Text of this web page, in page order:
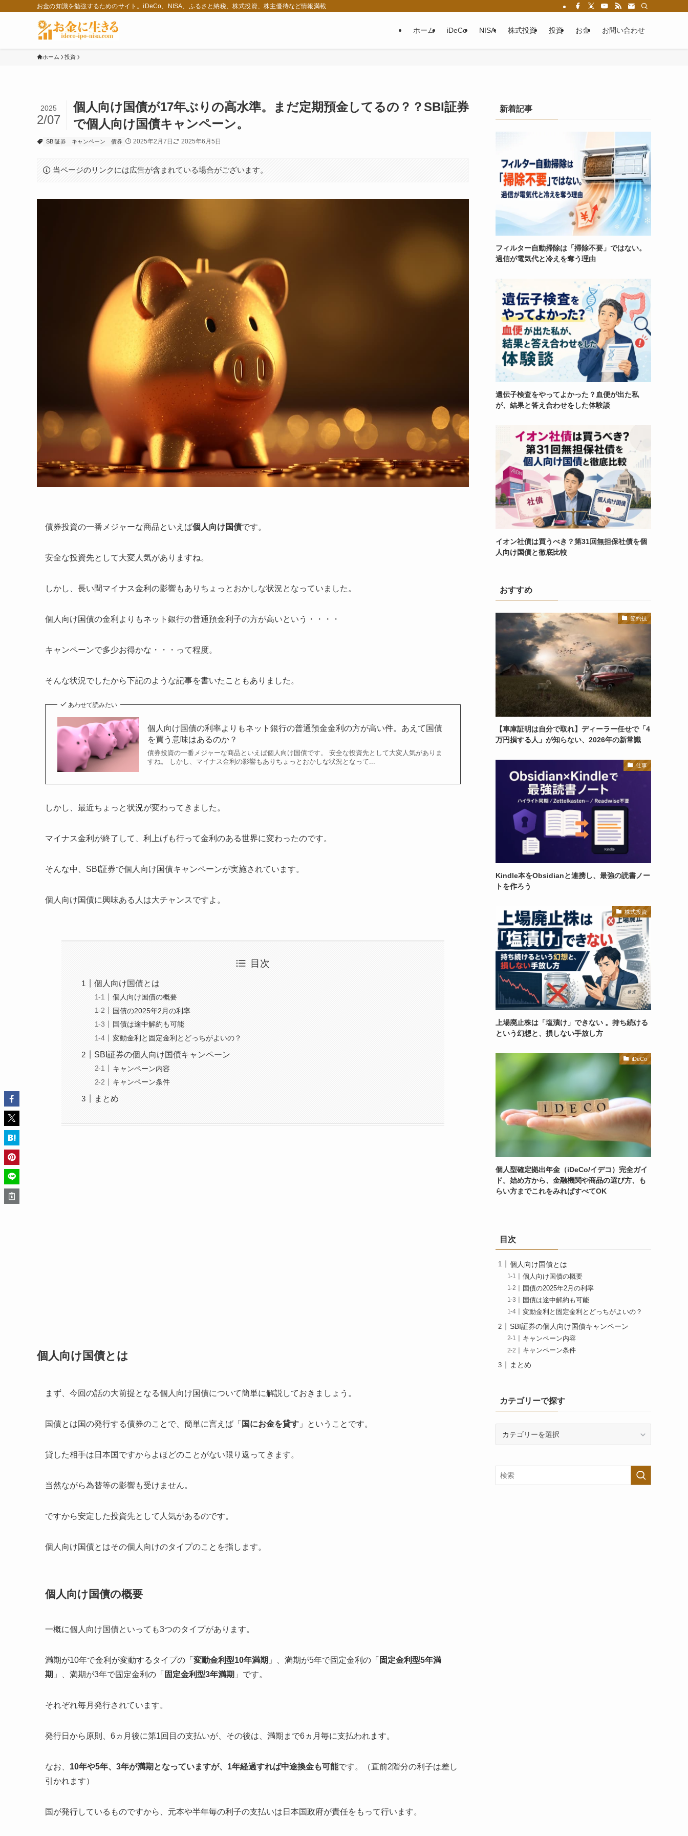
お金の知識を勉強するためのサイト。iDeCo、NISA、ふるさと納税、株式投資、株主優待など情報満載
ホーム iDeCo NISA 株式投資 投資 お金 お問い合わせ
ホーム 投資
個人向け国債が17年ぶりの高水準。まだ定期預金してるの？？SBI証券
で個人向け国債キャンペーン。
2025
2/07
SBI証券 キャンペーン 債券 2025年2月7日 2025年6月5日
当ページのリンクには広告が含まれている場合がございます。
債券投資の一番メジャーな商品といえば個人向け国債です。
安全な投資先として大変人気がありますね。
しかし、長い間マイナス金利の影響もありちょっとおかしな状況となっていました。
個人向け国債の金利よりもネット銀行の普通預金利子の方が高いという・・・・
キャンペーンで多少お得かな・・・って程度。
そんな状況でしたから下記のような記事を書いたこともありました。
あわせて読みたい
個人向け国債の利率よりもネット銀行の普通預金金利の方が高い件。あえて国債
を買う意味はあるのか？
債券投資の一番メジャーな商品といえば個人向け国債です。 安全な投資先として大変人気がありま
すね。 しかし、マイナス金利の影響もありちょっとおかしな状況となって...
しかし、最近ちょっと状況が変わってきました。
マイナス金利が終了して、利上げも行って金利のある世界に変わったのです。
そんな中、SBI証券で個人向け国債キャンペーンが実施されています。
個人向け国債に興味ある人は大チャンスですよ。
目次
個人向け国債とは
個人向け国債の概要
国債の2025年2月の利率
国債は途中解約も可能
変動金利と固定金利とどっちがよいの？
SBI証券の個人向け国債キャンペーン
キャンペーン内容
キャンペーン条件
まとめ
個人向け国債とは
まず、今回の話の大前提となる個人向け国債について簡単に解説しておきましょう。
国債とは国の発行する債券のことで、簡単に言えば「 国にお金を貸す 」ということです。
貸した相手は日本国ですからよほどのことがない限り返ってきます。
当然ながら為替等の影響も受けません。
ですから安定した投資先として人気があるのです。
個人向け国債とはその個人向けのタイプのことを指します。
個人向け国債の概要
一概に個人向け国債といっても3つのタイプがあります。
満期が10年で金利が変動するタイプの「 変動金利型10年満期 」、満期が5年で固定金利の「 固定金利型5年満
期 」、満期が3年で固定金利の「 固定金利型3年満期 」です。
それぞれ毎月発行されています。
発行日から原則、6ヵ月後に第1回目の支払いが、その後は、満期まで6ヵ月毎に支払われます。
なお、 10年や5年、3年が満期となっていますが、1年経過すれば中途換金も可能です。（直前2階分の利子は差し
引かれます）
国が発行しているものですから、元本や半年毎の利子の支払いは日本国政府が責任をもって行います。
新着記事
フィルター自動掃除は「掃除不要」ではない。
過信が電気代と冷えを奪う理由
遺伝子検査をやってよかった？血便が出た私
が、結果と答え合わせをした体験談
イオン社債は買うべき？第31回無担保社債を個
人向け国債と徹底比較
おすすめ
節約技
【車庫証明は自分で取れ】ディーラー任せで「4
万円損する人」が知らない、2026年の新常識
仕事
Kindle本をObsidianと連携し、最強の読書ノー
トを作ろう
株式投資
上場廃止株は「塩漬け」できない 。持ち続ける
という幻想と、損しない手放し方
iDeCo
個人型確定拠出年金（iDeCo/イデコ）完全ガイ
ド。始め方から、金融機関や商品の選び方、も
らい方までこれをみればすべてOK
目次
個人向け国債とは
個人向け国債の概要
国債の2025年2月の利率
国債は途中解約も可能
変動金利と固定金利とどっちがよいの？
SBI証券の個人向け国債キャンペーン
キャンペーン内容
キャンペーン条件
まとめ
カテゴリーで探す
ー
で